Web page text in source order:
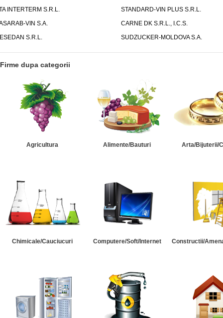
INTERTERM S.R.L.
STANDARD-VIN PLUS S.R.L.
VIN S.A.
CARNE DK S.R.L., I.C.S.
S.R.L.
SUDZUCKER-MOLDOVA S.A.
Firme dupa categorii
Agricultura Alimente/Bauturi Arta/Bijuterii/
Chimicale/Cauciucuri Computere/Soft/Internet Constructii/